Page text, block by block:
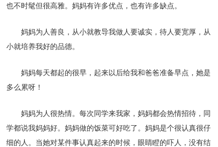
也不时髦但很高雅。妈妈有许多优点，也有许多缺点。
妈妈为人善良，从小就教导我做人要诚实，待人要宽厚，从
小就培养我好的品德。
妈妈每天都起的很早，起来以后给我和爸爸准备早点，她是
多么累呀！
妈妈为人很热情。每次同学来我家，妈妈都会热情招待，同
学都说我妈妈好。妈妈做的饭菜可好吃了。妈妈是个很认真很仔
细的人。当她对某件事认真起来的时候，眼睛瞪的吓人，没有结